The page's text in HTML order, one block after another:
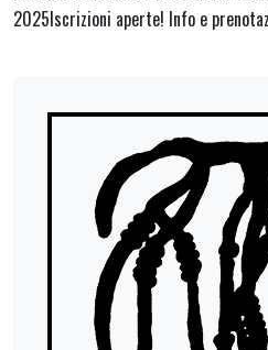
2025Iscrizioni aperte! Info e